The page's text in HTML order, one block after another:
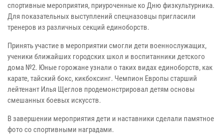
спортивные мероприятия, приуроченные ко Дню физкультурника.
Для показательных выступлений спецназовцы пригласили
тренеров из различных секций единоборств.
Принять участие в мероприятии смогли дети военнослужащих,
ученики ближайших городских школ и воспитанники детского
дома №2. Юные горожане узнали о таких видах единоборств, как
карате, тайский бокс, кикбоксинг. Чемпион Европы старший
лейтенант Илья Щеглов продемонстрировал детям основы
смешанных боевых искусств.
В завершении мероприятия дети и наставники сделали памятное
фото со спортивными наградами.